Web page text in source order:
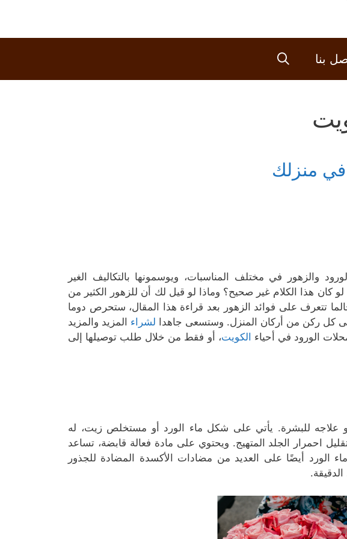
بنا
منزلك
والزهور في مختلف المناسبات، ويوسمونها بالتكاليف الغير
كان هذا الكلام غير صحيح؟ وماذا لو قيل لك أن للزهور الكثير من
تتعرف على فوائد الزهور بعد قراءة هذا المقال، ستحرص دوما
إلى كل ركن من أركان المنزل. وستسعى جاهدا لشراء المزيد والمزيد
الورود في أحياء الكويت، أو فقط من خلال طلب توصيلها إلى
علاجه للبشرة. يأتي على شكل ماء الورد أو مستخلص زيت، له
احمرار الجلد المتهيج. ويحتوي على مادة فعالة قابضة، تساعد
الورد أيضًا على العديد من مضادات الأكسدة المضادة للجذور